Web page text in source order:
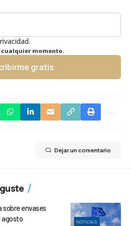
cualquier momento.
gratis
Dejar un comentario
NOTICIAS
sobre envases
agosto